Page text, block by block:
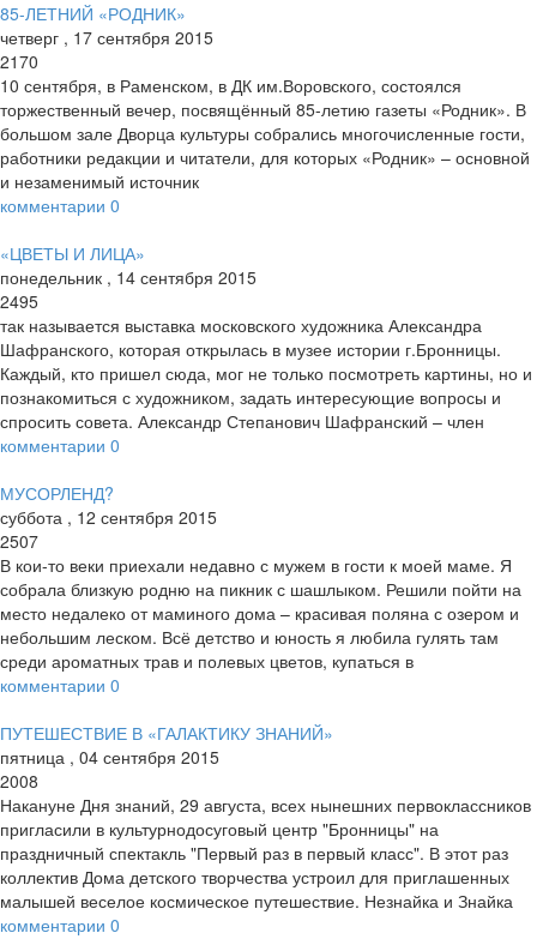
85-ЛЕТНИЙ «РОДНИК»
четверг , 17 сентября 2015
2170
10 сентября, в Раменском, в ДК им.Воровского, состоялся
торжественный вечер, посвящённый 85-­летию газеты «Родник». В
большом зале Дворца культуры собрались многочисленные гости,
работники редакции и читатели, для которых «Родник» – основной
и незаменимый источник
комментарии 0
«ЦВЕТЫ И ЛИЦА»
понедельник , 14 сентября 2015
2495
так называется выставка московского художника Александра
Шафранского, которая открылась в музее истории г.Бронницы.
Каждый, кто пришел сюда, мог не только посмотреть картины, но и
познакомиться с художником, задать интересующие вопросы и
спросить совета. Александр Степанович Шафранский – член
комментарии 0
МУСОРЛЕНД?
суббота , 12 сентября 2015
2507
В кои-то веки приехали недавно с мужем в гости к моей маме. Я
собрала близкую родню на пикник с шашлыком. Решили пойти на
место недалеко от маминого дома – красивая поляна с озером и
небольшим леском. Всё детство и юность я любила гулять там
среди ароматных трав и полевых цветов, купаться в
комментарии 0
ПУТЕШЕСТВИЕ В «ГАЛАКТИКУ ЗНАНИЙ»
пятница , 04 сентября 2015
2008
Накануне Дня знаний, 29 августа, всех нынешних первоклассников
пригласили в культурно­досуговый центр "Бронницы" на
праздничный спектакль "Первый раз в первый класс". В этот раз
коллектив Дома детского творчества устроил для приглашенных
малышей веселое космическое путешествие. Незнайка и Знайка
комментарии 0